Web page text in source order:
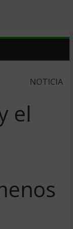
NOTICIA
el